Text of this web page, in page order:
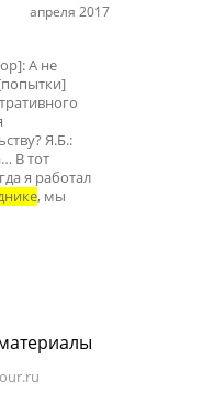
апреля 2017
А не
Я.Б.:
В тот
я работал
, мы